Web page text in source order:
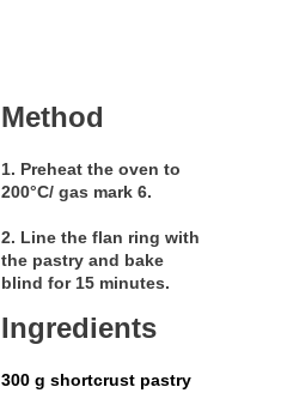
Ingredients
300 g shortcrust pastry
Method
1. Preheat the oven to
200°C/ gas mark 6.
2. Line the flan ring with
the pastry and bake
blind for 15 minutes.